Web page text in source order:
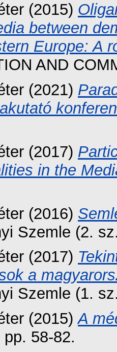
(2015)
between
Europe: A
AND
(2021)
(2017)
in the
(2016)
Szemle (2.
(2017)
a
Szemle (1.
(2015)A
58-82.